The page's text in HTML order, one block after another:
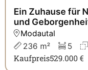
Ein Zuhause für
und
Modautal
236 m²
5
Kaufpreis529.000 €